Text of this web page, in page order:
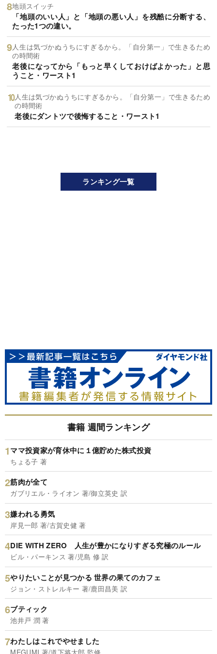
地頭スイッチ
「地頭のいい人」と「地頭の悪い人」を残酷に分断する、
たった1つの違い。
人生は気づかぬうちにすぎるから。「自分第一」で生きるため
の時間術
老後になってから「もっと早くしておけばよかった」と思
うこと・ワースト1
人生は気づかぬうちにすぎるから。「自分第一」で生きるため
の時間術
老後にダントツで後悔すること・ワースト1
ランキング一覧
書籍 週間ランキング
ママ投資家が育休中に１億貯めた株式投資
ちょる子 著
筋肉が全て
ガブリエル・ライオン 著/御立英史 訳
嫌われる勇気
岸見一郎 著/古賀史健 著
DIE WITH ZERO 人生が豊かになりすぎる究極のルール
ビル・パーキンス 著/児島 修 訳
やりたいことが見つかる 世界の果てのカフェ
ジョン・ストレルキー 著/鹿田昌美 訳
ブティック
池井戸 潤 著
わたしはこれでやせました
MEGUMI 著/道下将太郎 監修